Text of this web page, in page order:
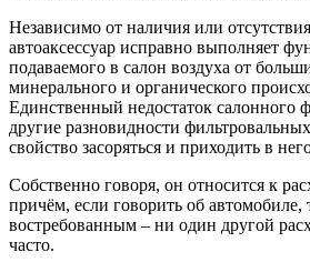
Независимо от наличия или
автоаксессуар исправно выполняет
подаваемого в салон воздуха от
минерального и органического
Единственный недостаток салонного
другие разновидности
свойство засоряться и приходить в
Собственно говоря, он относится к
причём, если говорить об
востребованным – ни один другой
часто.